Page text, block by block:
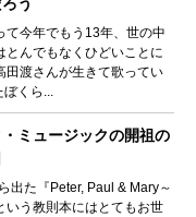
て今年でもう13年、世の中
とんでもなくひどいことに
田渡さんが生きて歌ってい
ぼくら...
ミュージックの開祖の
出た『Peter, Paul & Mary～
いう教則本にはとてもお世